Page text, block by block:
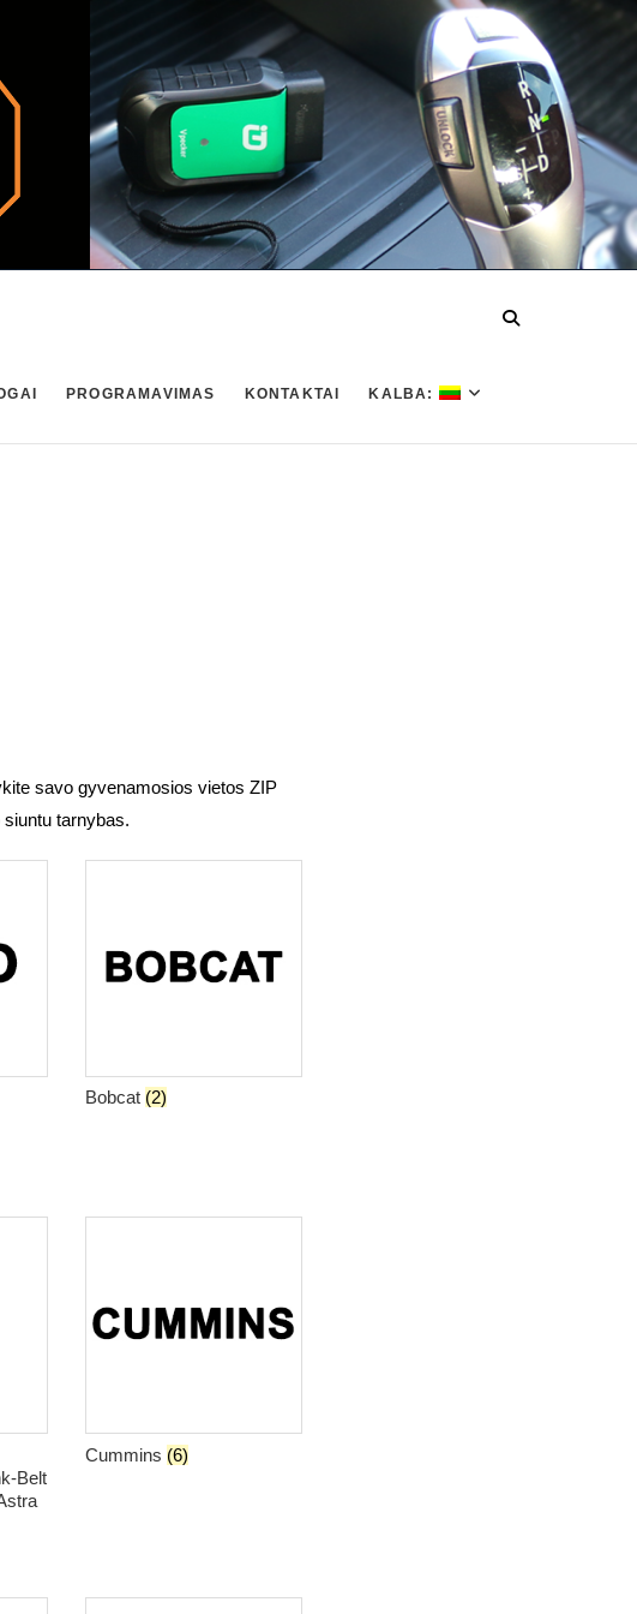
PROGRAMAVIMAS KONTAKTAI KALBA:
savo gyvenamosios vietos ZIP
siuntu tarnybas.
Bobcat (2)
Belt
Cummins (6)